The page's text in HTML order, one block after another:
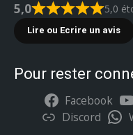
5,0 5,0
Lire ou Ecrire un avis
Pour rester
Facebook
Discord